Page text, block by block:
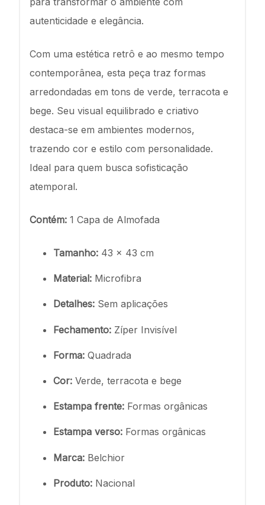
autenticidade e elegância.
Com uma estética retrô e ao mesmo tempo
contemporânea, esta peça traz formas
arredondadas em tons de verde, terracota e
bege. Seu visual equilibrado e criativo
destaca-se em ambientes modernos,
trazendo cor e estilo com personalidade.
Ideal para quem busca sofisticação
atemporal.
Contém: 1 Capa de Almofada
Tamanho: 43 x 43 cm
Material: Microfibra
Detalhes: Sem aplicações
Fechamento: Zíper Invisível
Forma: Quadrada
Cor: Verde, terracota e bege
Estampa frente: Formas orgânicas
Estampa verso: Formas orgânicas
Marca: Belchior
Produto: Nacional